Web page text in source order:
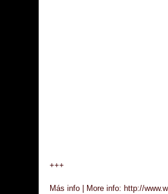
+++
Más info | More info: http://